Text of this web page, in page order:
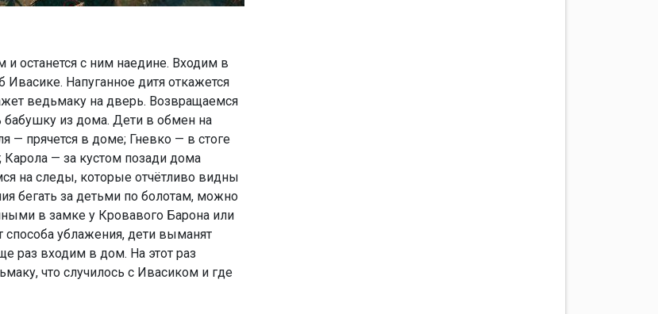
останется с ним наедине. Входим в
Напуганное дитя откажется
ведьмаку на дверь. Возвращаемся
из дома. Дети в обмен на
— прячется в доме; Гневко — в стоге
Карола — за кустом позади дома
на следы, которые отчётливо видны
бегать за детьми по болотам, можно
в замке у Кровавого Барона или
ублажения, дети выманят
раз входим в дом. На этот раз
что случилось с Ивасиком и где